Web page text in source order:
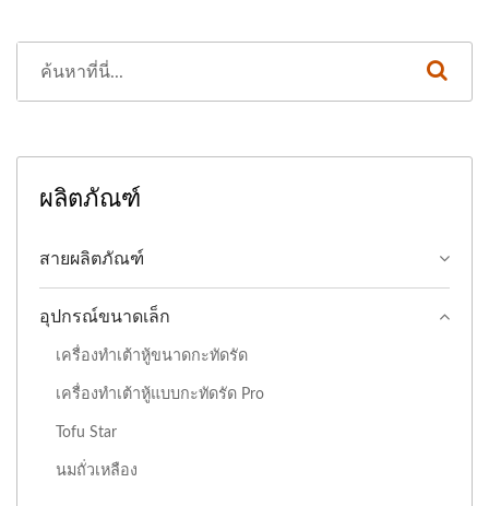
ผลิตภัณฑ์
สายผลิตภัณฑ์
อุปกรณ์ขนาดเล็ก
เครื่องทำเต้าหู้ขนาดกะทัดรัด
เครื่องทำเต้าหู้แบบกะทัดรัด Pro
Tofu Star
นมถั่วเหลือง